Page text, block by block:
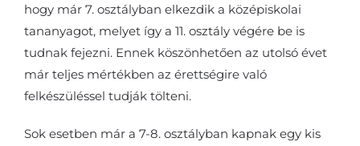
hogy már 7. osztályban elkezdik a középiskolai
tananyagot, melyet így a 11. osztály végére be is
tudnak fejezni. Ennek köszönhetően az utolsó évet
már teljes mértékben az érettségire való
felkészüléssel tudják tölteni.
Sok esetben már a 7-8. osztályban kapnak egy kis